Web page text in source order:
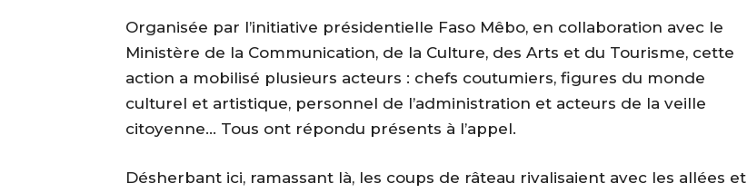
‎Organisée par l’initiative présidentielle Faso Mêbo, en collaboration avec le
Ministère de la Communication, de la Culture, des Arts et du Tourisme, cette
action a mobilisé plusieurs acteurs : chefs coutumiers, figures du monde
culturel et artistique, personnel de l’administration et acteurs de la veille
citoyenne… Tous ont répondu présents à l’appel.
‎Désherbant ici, ramassant là, les coups de râteau rivalisaient avec les allées et